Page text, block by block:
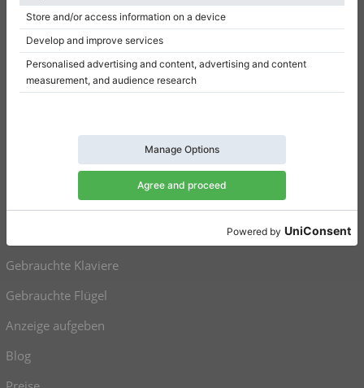
Referenz hinterlassen
Nutzungsbedingungen
Datenschutzerklärung
Klaviere zu verkaufen
Gebrauchte Klaviere
Gebrauchte Flügel
Anzeige aufgeben
Blog